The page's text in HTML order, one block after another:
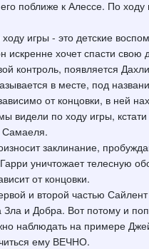
поближе к Алессе. По
игры - это детские
искренне хочет спасти
контроль, появляется
в месте, под
от концовки, в ней
видели по ходу игры,
Самаеля.
заклинание,
уничтожает телесную
от концовки.
и второй частью
и Добра. Вот потому и
наблюдать на примере
ему ВЕЧНО.